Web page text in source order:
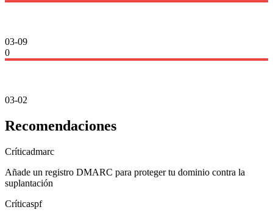
03-09
0
03-02
Recomendaciones
Críticadmarc
Añade un registro DMARC para proteger tu dominio contra la
suplantación
Críticaspf